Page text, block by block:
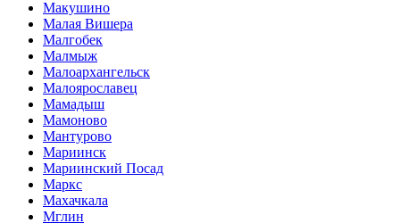
Макушино
Малая Вишера
Малгобек
Малмыж
Малоархангельск
Малоярославец
Мамадыш
Мамоново
Мантурово
Мариинск
Мариинский Посад
Маркс
Махачкала
Мглин